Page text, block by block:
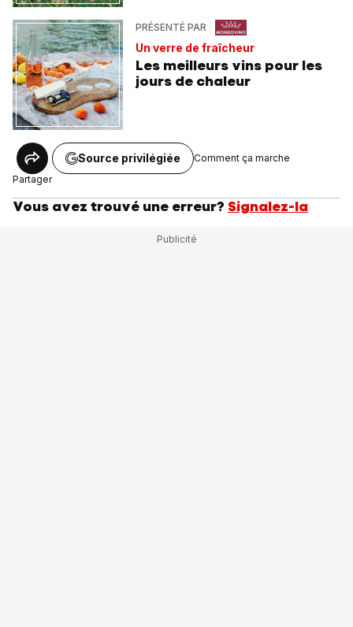
PRÉSENTÉ PAR
Un verre de fraîcheur
Les meilleurs vins pour les
jours de chaleur
Partager
Source privilégiée Comment ça marche
Vous avez trouvé une erreur? Signalez-la